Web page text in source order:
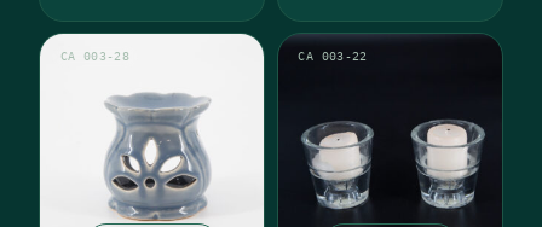
CA 003-28 CA 003-22